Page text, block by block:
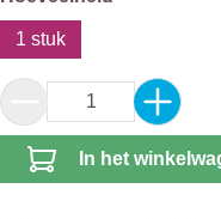
1 stuk
In het